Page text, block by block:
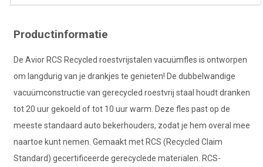
Productinformatie
De Avior RCS Recycled roestvrijstalen vacuümfles is ontworpen
om langdurig van je drankjes te genieten! De dubbelwandige
vacuümconstructie van gerecycled roestvrij staal houdt dranken
tot 20 uur gekoeld of tot 10 uur warm. Deze fles past op de
meeste standaard auto bekerhouders, zodat je hem overal mee
naartoe kunt nemen. Gemaakt met RCS (Recycled Claim
Standard) gecertificeerde gerecyclede materialen. RCS-